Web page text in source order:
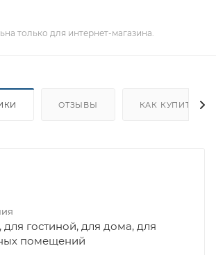
только для интернет-магазина.
ОТЗЫВЫ КАК КУПИТЬ
гостиной, для дома, для
помещений